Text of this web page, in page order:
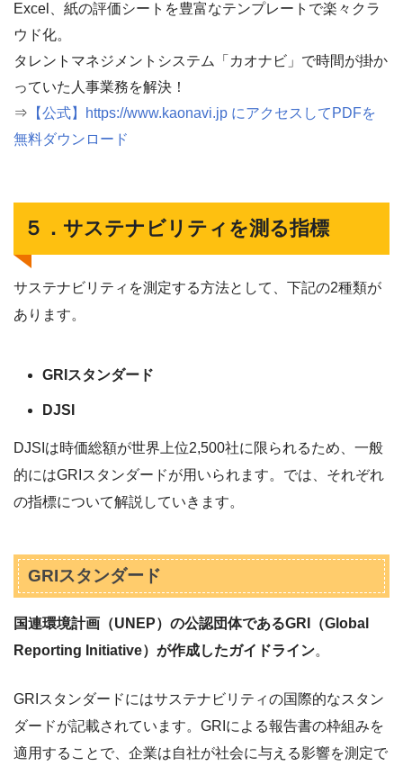
Excel、紙の評価シートを豊富なテンプレートで楽々クラ
ウド化。
タレントマネジメントシステム「カオナビ」で時間が掛か
っていた人事業務を解決！
⇒ 【公式】https://www.kaonavi.jp にアクセスしてPDFを
無料ダウンロード
５．サステナビリティを測る指標
サステナビリティを測定する方法として、下記の2種類が
あります。
GRIスタンダード
DJSI
DJSIは時価総額が世界上位2,500社に限られるため、一般
的にはGRIスタンダードが用いられます。では、それぞれ
の指標について解説していきます。
GRIスタンダード
国連環境計画（UNEP）の公認団体であるGRI（Global
Reporting Initiative）が作成したガイドライン。
GRIスタンダードにはサステナビリティの国際的なスタン
ダードが記載されています。GRIによる報告書の枠組みを
適用することで、企業は自社が社会に与える影響を測定で